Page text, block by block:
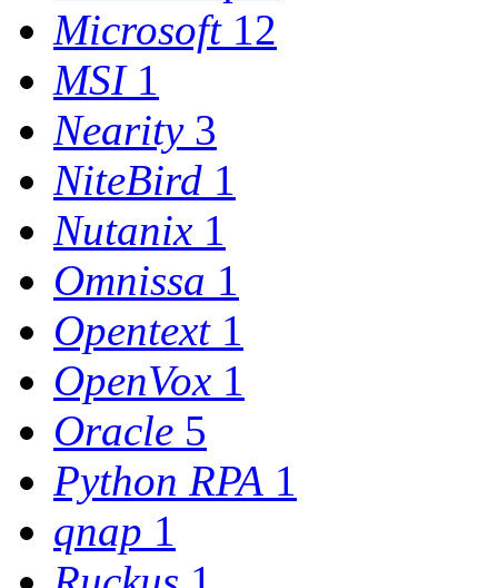
Microsoft 12
MSI 1
Nearity 3
NiteBird 1
Nutanix 1
Omnissa 1
Opentext 1
OpenVox 1
Oracle 5
Python RPA 1
qnap 1